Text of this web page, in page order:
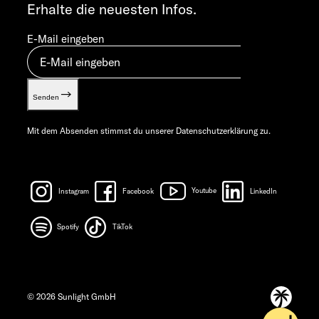
Erhalte die neuesten Infos.
E-Mail eingeben
Senden
Mit dem Absenden stimmst du unserer Datenschutzerklärung zu.
Instagram Facebook Youtube LinkedIn
Spotify TikTok
© 2026 Sunlight GmbH